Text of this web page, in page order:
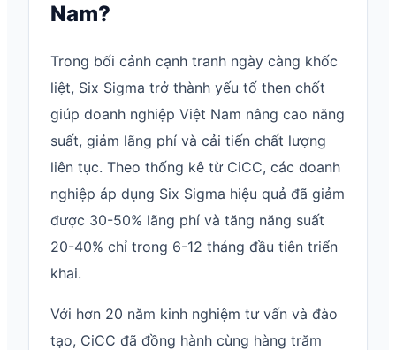
Nam?
Trong bối cảnh cạnh tranh ngày càng khốc
liệt, Six Sigma trở thành yếu tố then chốt
giúp doanh nghiệp Việt Nam nâng cao năng
suất, giảm lãng phí và cải tiến chất lượng
liên tục. Theo thống kê từ CiCC, các doanh
nghiệp áp dụng Six Sigma hiệu quả đã giảm
được 30-50% lãng phí và tăng năng suất
20-40% chỉ trong 6-12 tháng đầu tiên triển
khai.
Với hơn 20 năm kinh nghiệm tư vấn và đào
tạo, CiCC đã đồng hành cùng hàng trăm